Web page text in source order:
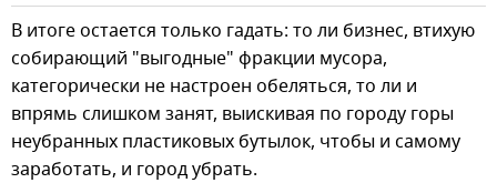
В итоге остается только гадать: то ли бизнес, втихую
собирающий "выгодные" фракции мусора,
категорически не настроен обеляться, то ли и
впрямь слишком занят, выискивая по городу горы
неубранных пластиковых бутылок, чтобы и самому
заработать, и город убрать.